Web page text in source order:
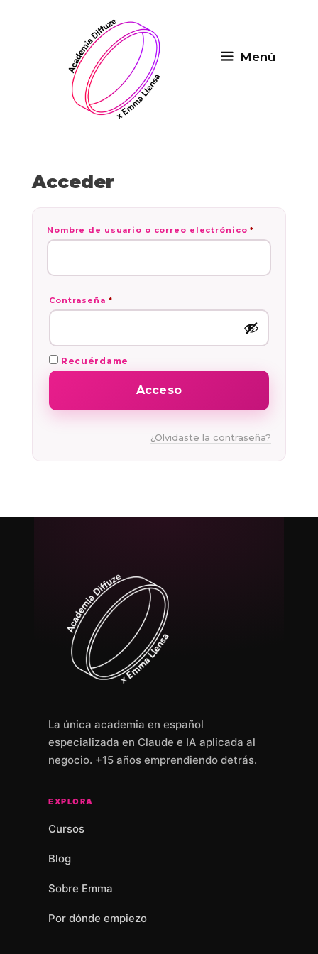
Menú
Acceder
Nombre de usuario o correo electrónico*
Contraseña *Obligatorio
Recuérdame
Acceso
¿Olvidaste la contraseña?
La única academia en español
especializada en Claude e IA aplicada al
negocio. +15 años emprendiendo detrás.
EXPLORA
Cursos
Blog
Sobre Emma
Por dónde empiezo